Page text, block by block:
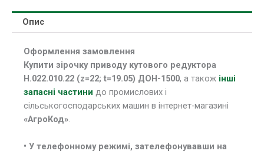
Опис
Оформлення замовлення
Купити зірочку приводу кутового редуктора
Н.022.010.22 (z=22; t=19.05) ДОН-1500, а також інші
запасні частини до промислових і
сільськогосподарських машин в інтернет-магазині
«АгроКод».
• У телефонному режимі, зателефонувавши на